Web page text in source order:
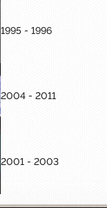
1995 - 1996
2004 - 2011
2001 - 2003